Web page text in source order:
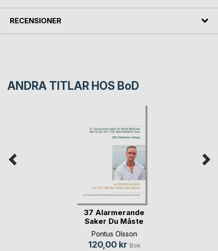
RECENSIONER
ANDRA TITLAR HOS BoD
37 Alarmerande
Saker Du Måste
Behä(...)
Pontus Olsson
120,00 kr Bok